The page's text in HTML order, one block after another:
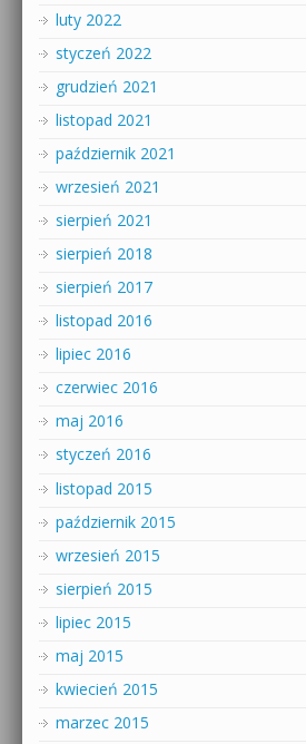
luty 2022
styczeń 2022
grudzień 2021
listopad 2021
październik 2021
wrzesień 2021
sierpień 2021
sierpień 2018
sierpień 2017
listopad 2016
lipiec 2016
czerwiec 2016
maj 2016
styczeń 2016
listopad 2015
październik 2015
wrzesień 2015
sierpień 2015
lipiec 2015
maj 2015
kwiecień 2015
marzec 2015